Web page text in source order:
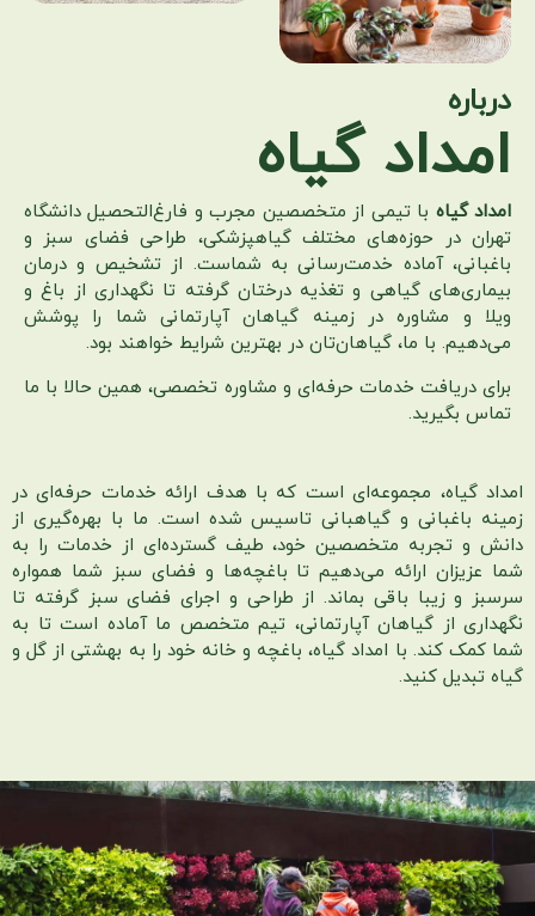
درباره
امداد گیاه
امداد گیاه با تیمی از متخصصین مجرب و فارغ‌التحصیل دانشگاه
تهران در حوزه‌های مختلف گیاهپزشکی، طراحی فضای سبز و
باغبانی، آماده خدمت‌رسانی به شماست. از تشخیص و درمان
بیماری‌های گیاهی و تغذیه درختان گرفته تا نگهداری از باغ و
ویلا و مشاوره در زمینه گیاهان آپارتمانی شما را پوشش
می‌دهیم. با ما، گیاهان‌تان در بهترین شرایط خواهند بود.
برای دریافت خدمات حرفه‌ای و مشاوره تخصصی، همین حالا با ما
تماس بگیرید.
امداد گیاه، مجموعه‌ای است که با هدف ارائه خدمات حرفه‌ای در
زمینه باغبانی و گیاهبانی تاسیس شده است. ما با بهره‌گیری از
دانش و تجربه متخصصین خود، طیف گسترده‌ای از خدمات را به
شما عزیزان ارائه می‌دهیم تا باغچه‌ها و فضای سبز شما همواره
سرسبز و زیبا باقی بماند. از طراحی و اجرای فضای سبز گرفته تا
نگهداری از گیاهان آپارتمانی، تیم متخصص ما آماده است تا به
شما کمک کند. با امداد گیاه، باغچه و خانه خود را به بهشتی از گل و
گیاه تبدیل کنید.